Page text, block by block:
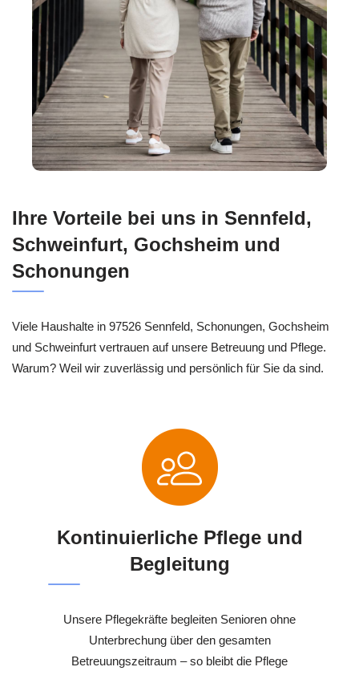
Ihre Vorteile bei uns in Sennfeld,
Schweinfurt, Gochsheim und
Schonungen
Viele Haushalte in 97526 Sennfeld, Schonungen, Gochsheim
und Schweinfurt vertrauen auf unsere Betreuung und Pflege.
Warum? Weil wir zuverlässig und persönlich für Sie da sind.
Kontinuierliche Pflege und
Begleitung
Unsere Pflegekräfte begleiten Senioren ohne
Unterbrechung über den gesamten
Betreuungszeitraum – so bleibt die Pflege